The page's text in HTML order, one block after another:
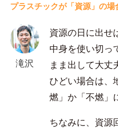
プラスチックが「資源」の場
滝沢
資源の日に出せ
中身を使い切っ
まま出して大丈
ひどい場合は、
燃」か「不燃」
ちなみに、資源